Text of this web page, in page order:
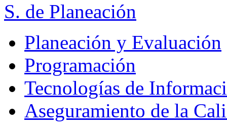
S. de Planeación
Planeación y Evaluación
Programación
Tecnologías de
Aseguramiento de la